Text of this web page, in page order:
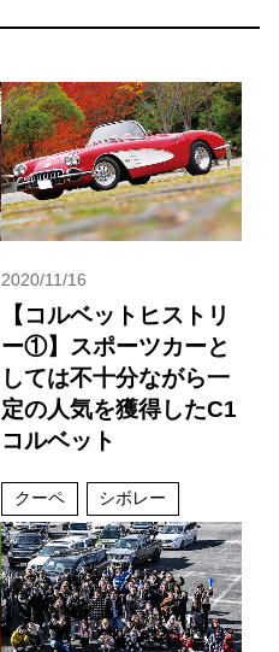
2020/11/16
【コルベットヒストリ
ー①】スポーツカーと
しては不十分ながら一
定の人気を獲得したC1
コルベット
クーペ シボレー